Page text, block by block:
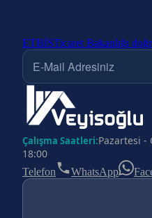
ETBİSTicaret Bakanlığı
Çalışma Saatleri:Pazartesi -
18:00
Telefon WhatsApp